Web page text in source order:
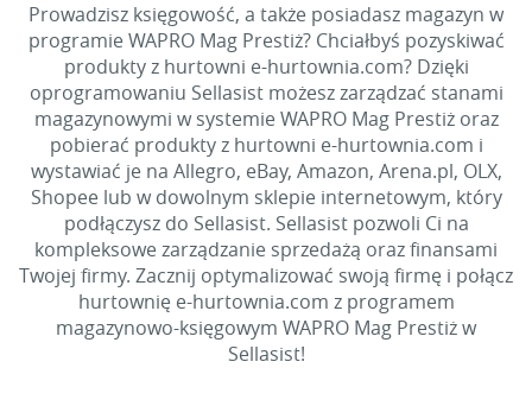
Prowadzisz księgowość, a także posiadasz magazyn w
programie WAPRO Mag Prestiż? Chciałbyś pozyskiwać
produkty z hurtowni e-hurtownia.com? Dzięki
oprogramowaniu Sellasist możesz zarządzać stanami
magazynowymi w systemie WAPRO Mag Prestiż oraz
pobierać produkty z hurtowni e-hurtownia.com i
wystawiać je na Allegro, eBay, Amazon, Arena.pl, OLX,
Shopee lub w dowolnym sklepie internetowym, który
podłączysz do Sellasist. Sellasist pozwoli Ci na
kompleksowe zarządzanie sprzedażą oraz finansami
Twojej firmy. Zacznij optymalizować swoją firmę i połącz
hurtownię e-hurtownia.com z programem
magazynowo-księgowym WAPRO Mag Prestiż w
Sellasist!